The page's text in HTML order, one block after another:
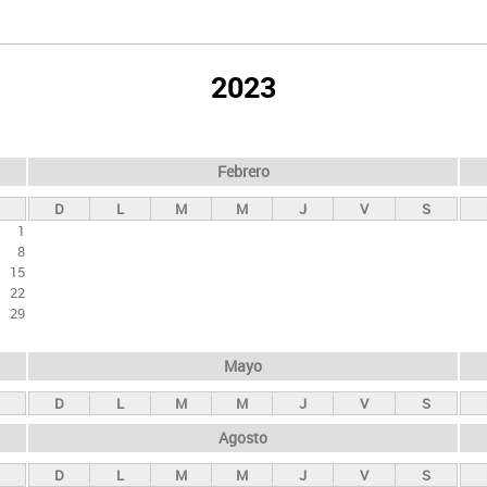
2023
1
8
15
22
29
Febrero
D L M M J V S
Mayo
D L M M J V S
Agosto
D L M M J V S